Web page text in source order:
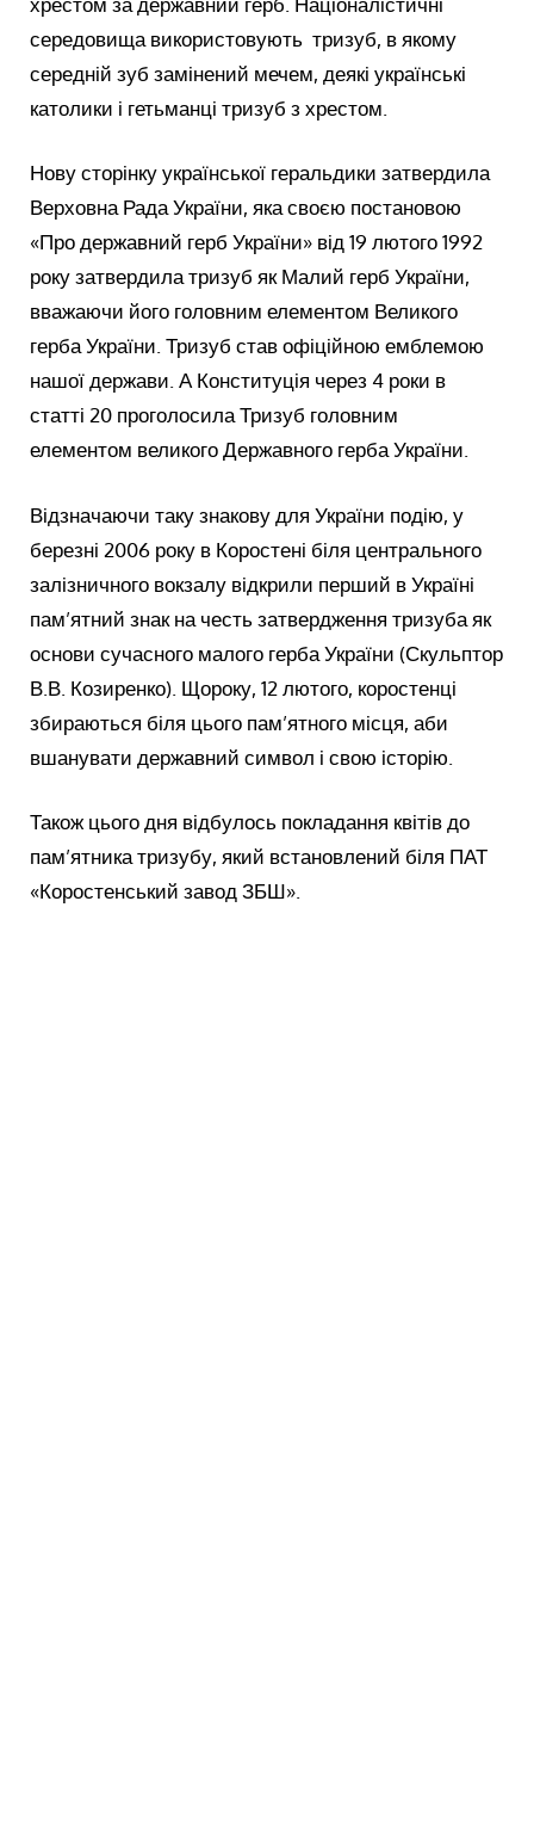
середовища використовують тризуб, в якому
середній зуб замінений мечем, деякі українські
католики і гетьманці тризуб з хрестом.
Нову сторінку української геральдики затвердила
Верховна Рада України, яка своєю постановою
«Про державний герб України» від 19 лютого 1992
року затвердила тризуб як Малий герб України,
вважаючи його головним елементом Великого
герба України. Тризуб став офіційною емблемою
нашої держави. А Конституція через 4 роки в
статті 20 проголосила Тризуб головним
елементом великого Державного герба України.
Відзначаючи таку знакову для України подію, у
березні 2006 року в Коростені біля центрального
залізничного вокзалу відкрили перший в Україні
пам’ятний знак на честь затвердження тризуба як
основи сучасного малого герба України (Скульптор
В.В. Козиренко). Щороку, 12 лютого, коростенці
збираються біля цього пам’ятного місця, аби
вшанувати державний символ і свою історію.
Також цього дня відбулось покладання квітів до
пам’ятника тризубу, який встановлений біля ПАТ
«Коростенський завод ЗБШ».